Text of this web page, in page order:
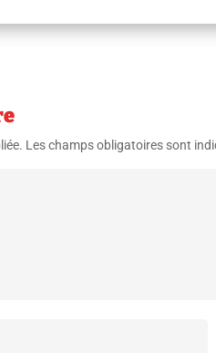
Les champs obligatoires sont